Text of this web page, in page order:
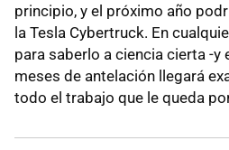
principio, y el próximo año
la Tesla Cybertruck. En
para saberlo a ciencia cierta -y
meses de antelación llegará
todo el trabajo que le queda